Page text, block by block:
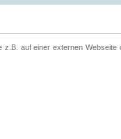
auf einer externen Webseite